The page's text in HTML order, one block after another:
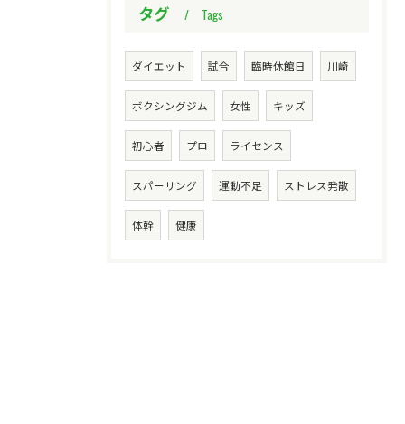
タグ Tags
ダイエット 試合 臨時休館日 川崎
ボクシングジム 女性 キッズ
初心者 プロ ライセンス
スパーリング 運動不足 ストレス発散
体幹 健康